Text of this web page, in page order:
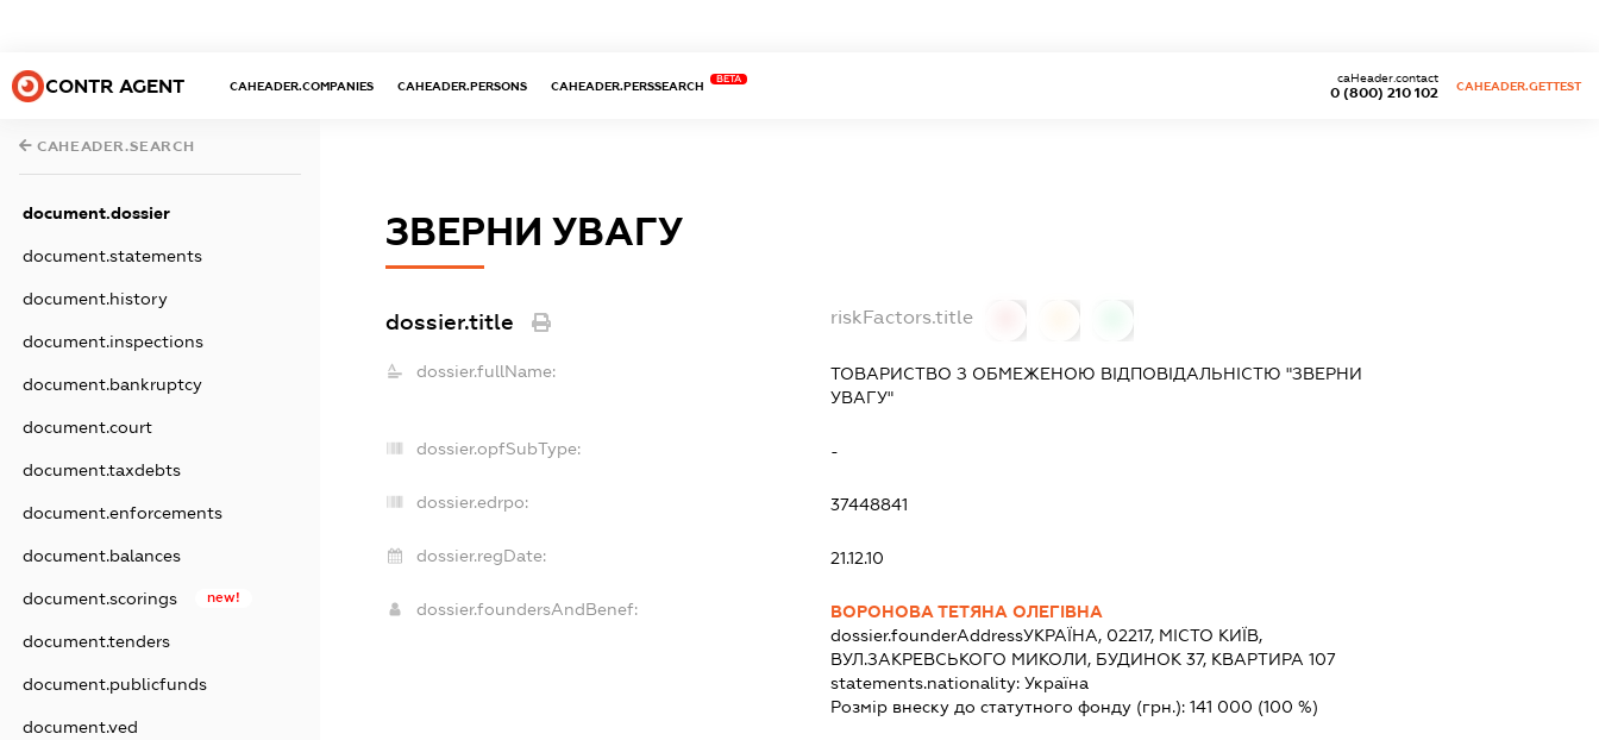
CONTR AGENT CAHEADER.COMPANIES CAHEADER.PERSONS CAHEADER.PERSSEARCH
BETA
0 (800) 210 102
caHeader.contact
CAHEADER.GETTEST
CAHEADER.SEARCH
document.dossier
document.statements
document.history
document.inspections
document.bankruptcy
document.court
document.taxdebts
document.enforcements
document.balances
document.scorings new!
document.tenders
document.publicfunds
document.ved
ЗВЕРНИ УВАГУ
dossier.title riskFactors.title
dossier.fullName:
ТОВАРИСТВО З ОБМЕЖЕНОЮ ВІДПОВІДАЛЬНІСТЮ "ЗВЕРНИ
УВАГУ"
dossier.opfSubType: -
dossier.edrpo: 37448841
dossier.regDate: 21.12.10
dossier.foundersAndBenef:
ВОРОНОВА ТЕТЯНА ОЛЕГІВНА
dossier.founderAddressУКРАЇНА, 02217, МІСТО КИЇВ,
ВУЛ.ЗАКРЕВСЬКОГО МИКОЛИ, БУДИНОК 37, КВАРТИРА 107
statements.nationality: Україна
Розмір внеску до статутного фонду (грн.): 141 000 (100 %)